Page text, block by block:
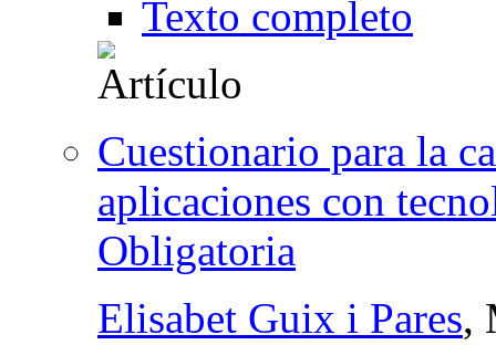
Texto completo
Cuestionario para la
aplicaciones con
Obligatoria
Elisabet Guix i Pares,